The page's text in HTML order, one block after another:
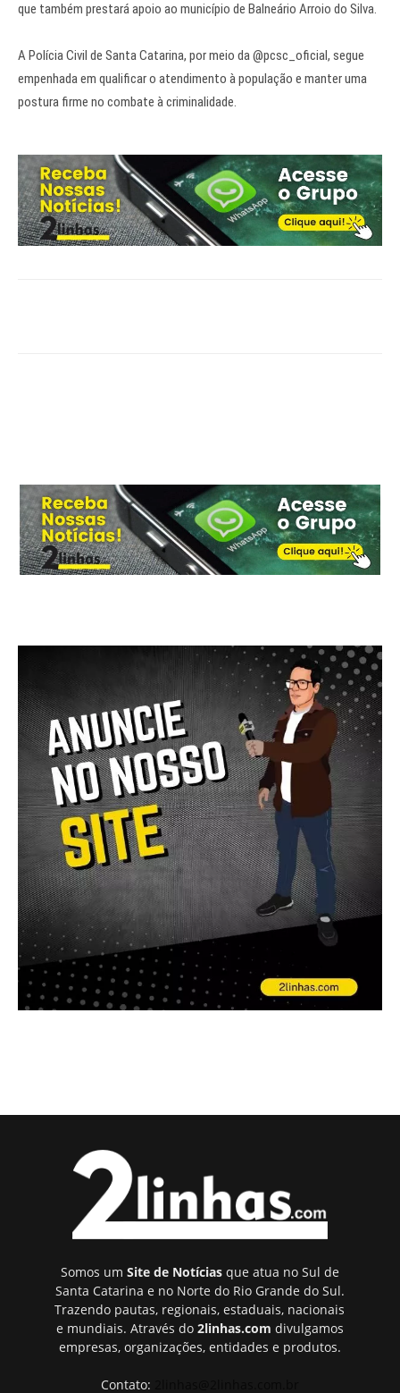
que também prestará apoio ao município de Balneário Arroio do Silva.
A Polícia Civil de Santa Catarina, por meio da @pcsc_oficial, segue
empenhada em qualificar o atendimento à população e manter uma
postura firme no combate à criminalidade.
Somos um Site de Notíciasque atua no Sul de
Santa Catarina e no Norte do Rio Grande do Sul.
Trazendo pautas, regionais, estaduais, nacionais
e mundiais. Através do 2linhas.com divulgamos
empresas, organizações, entidades e produtos.
Contato: